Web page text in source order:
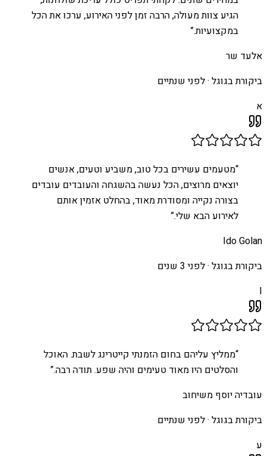
הגיע צוות מעולה, הרבה זמן לפני האירוע, ערכו את הכל
במקצועיות.”
אלעד שר
ביקורת בגוגל ·לפני שנתיים
א
“מטעמים עשירים בכל טוב, משביע וטעים, אנשים
יוצאים מרוצים, הכל נעשה בהשגחה והעובדים עובדים
בצורה נקייה ומסודרת מאוד, בהחלט אזמין אותם
לאירוע הבא שלי.”
Ido Golan
ביקורת בגוגל ·לפני 3 שנים
I
“ממליץ עליהם בחום הזמנתי קייטרינג לשבת. האוכל
והסלטים היו מאוד טעימים והיה שפע. תודה רבה.”
עובדיה יוסף משיחוב
ביקורת בגוגל ·לפני שנתיים
ע